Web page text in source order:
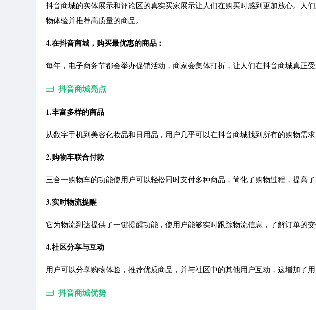
抖音商城的实体展示和评论区的真实买家展示让人们在购买时感到更加放心。人
物体验并推荐高质量的商品。
4.在抖音商城，购买最优惠的商品：
每年，电子商务节都会举办促销活动，商家会集体打折，让人们在抖音商城真正
抖音商城亮点
1.丰富多样的商品
从数字手机到美容化妆品和日用品，用户几乎可以在抖音商城找到所有的购物需求
2.购物车联合付款
三合一购物车的功能使用户可以轻松同时支付多种商品，简化了购物过程，提高了
3.实时物流提醒
它为物流到达提供了一键提醒功能，使用户能够实时跟踪物流信息，了解订单的
4.社区分享与互动
用户可以分享购物体验，推荐优质商品，并与社区中的其他用户互动，这增加了用
抖音商城优势